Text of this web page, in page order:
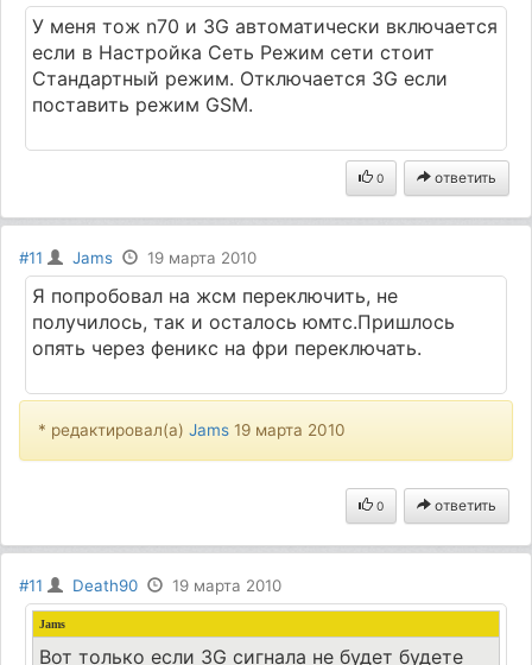
У меня тож n70 и 3G автоматически включается
если в Настройка Сеть Режим сети стоит
Стандартный режим. Отключается 3G если
поставить режим GSM.
0 ответить
#11 Jams 19 марта 2010
Я попробовал на жсм переключить, не
получилось, так и осталось юмтс.Пришлось
опять через феникс на фри переключать.
* редактировал(а)Jams 19 марта 2010
0 ответить
#11 Death90 19 марта 2010
Jams
Вот только если 3G сигнала не будет будете